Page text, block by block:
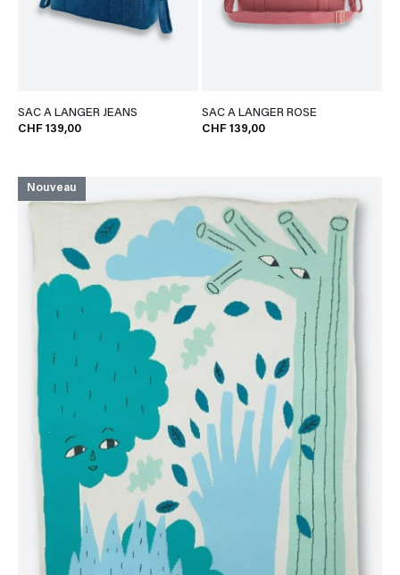
SAC A LANGER JEANS
CHF 139,00
SAC A LANGER ROSE
CHF 139,00
Nouveau